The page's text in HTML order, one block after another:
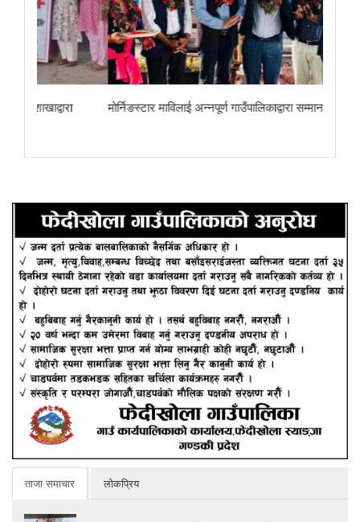
मोर्निङस्टार माविलाई अन्नपूर्ण गाउँपालिकाद्वारा सम्मान छोरेपाटन मा.
ताजा समाचार लोकप्रिय